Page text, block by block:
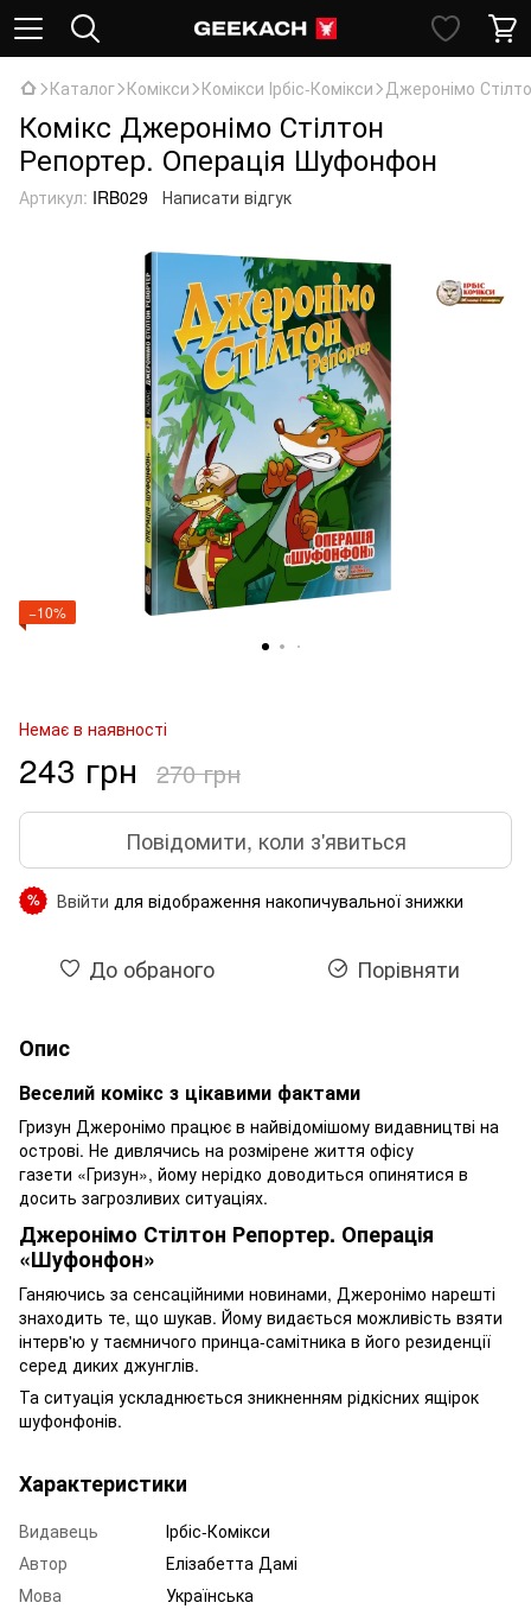
Каталог Комікси Комікси Ірбіс-Комікси Джеронімо
Комікс Джеронімо Стілтон
Репортер. Операція Шуфонфон
Артикул: IRB029 Написати відгук
−10%
Немає в наявності
243 грн 270 грн
Повідомити, коли з'явиться
% Ввійти для відображення накопичувальної знижки
До обраного Порівняти
Опис
Веселий комікс з цікавими фактами
Гризун Джеронімо працює в найвідомішому видавництві на
острові. Не дивлячись на розмірене життя офісу
газети «Гризун», йому нерідко доводиться опинятися в
досить загрозливих ситуаціях.
Джеронімо Стілтон Репортер. Операція
«Шуфонфон»
Ганяючись за сенсаційними новинами, Джеронімо нарешті
знаходить те, що шукав. Йому видається можливість взяти
інтерв'ю у таємничого принца-самітника в його резиденції
серед диких джунглів.
Та ситуація ускладнюється зникненням рідкісних ящірок
шуфонфонів.
Характеристики
Видавець
Ірбіс-Комікси
Автор
Елізабетта Дамі
Мова
Українська